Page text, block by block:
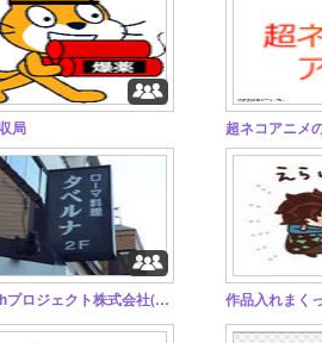
局 超ネコアニメ
scratchプロジェクト株式会社(超絶拡散希望)